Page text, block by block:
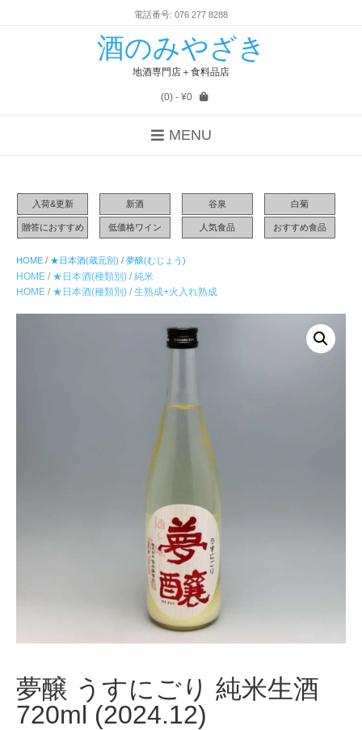
電話番号: 076 277 8288
酒のみやざき
地酒専門店＋食料品店
(0)- ¥0
MENU
入荷&更新 新酒 谷泉 白菊
贈答におすすめ 低価格ワイン 人気食品 おすすめ食品
HOME / ★日本酒(蔵元別) / 夢醸(むじょう)
HOME / ★日本酒(種類別) / 純米
HOME / ★日本酒(種類別) / 生熟成+火入れ熟成
夢醸 うすにごり 純米生酒
720ml (2024.12)